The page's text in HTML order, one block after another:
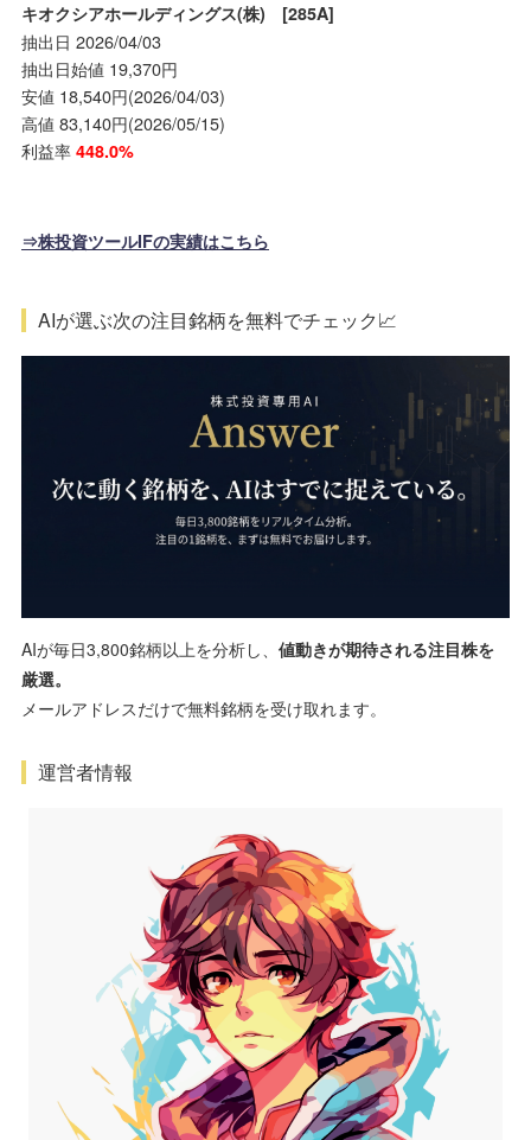
キオクシアホールディングス(株) [285A]
抽出日 2026/04/03
抽出日始値 19,370円
安値 18,540円(2026/04/03)
高値 83,140円(2026/05/15)
利益率 448.0%
⇒株投資ツールIFの実績はこちら
AIが選ぶ次の注目銘柄を無料でチェック📈
AIが毎日3,800銘柄以上を分析し、 値動きが期待される注目株を
厳選。
メールアドレスだけで無料銘柄を受け取れます。
運営者情報